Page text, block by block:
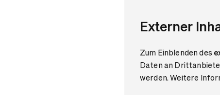
Externer
Zum Einblenden des
Daten an
werden. Weitere